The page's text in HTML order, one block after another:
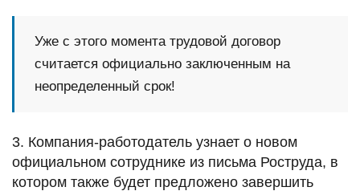
Уже с этого момента трудовой договор
считается официально заключенным на
неопределенный срок!
3. Компания-работодатель узнает о новом
официальном сотруднике из письма Роструда, в
котором также будет предложено завершить